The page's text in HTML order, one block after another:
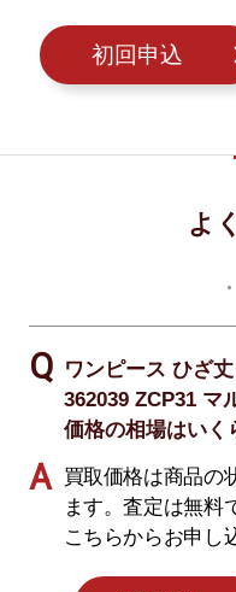
初回申込
よ
ワンピース ひざ
362039 ZCP31 マ
価格の相場はいく
買取価格は商品の
ます。査定は無料
こちらからお申し